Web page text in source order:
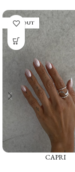
SOLD OUT
CAPRI